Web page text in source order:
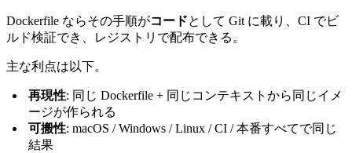
Dockerfile ならその手順がコードとして Git に載り、CI でビ
ルド検証でき、レジストリで配布できる。
主な利点は以下。
再現性: 同じ Dockerfile + 同じコンテキストから同じイメ
ージが作られる
可搬性: macOS / Windows / Linux / CI / 本番すべてで同じ
結果